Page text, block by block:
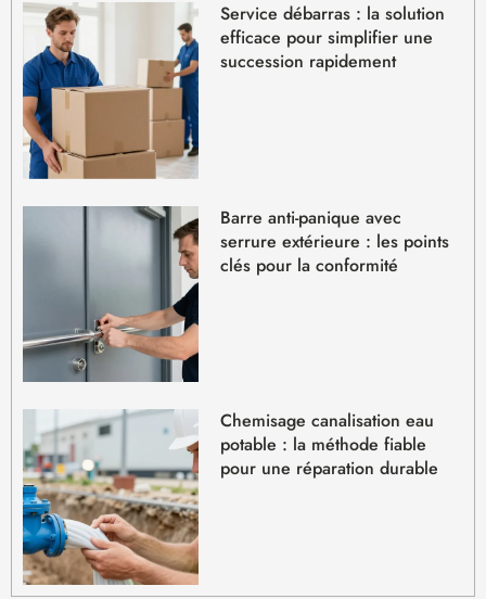
Service débarras : la solution
efficace pour simplifier une
succession rapidement
Barre anti-panique avec
serrure extérieure : les points
clés pour la conformité
Chemisage canalisation eau
potable : la méthode fiable
pour une réparation durable